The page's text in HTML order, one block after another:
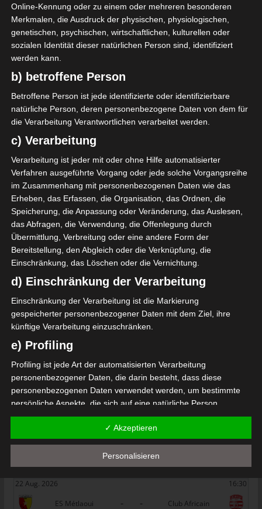
Espérance Sportive de Tunis (EST)
5 M M. A. Ben Romdhane 24'
Club Sportif Sfaxien (CSS)
O I. Diakité
Union Sportive Monastirienne (USMO) – Espéranc
e Sportive de Zarzis
Union Sportive Monastirienne (USMO) – Club Afric
ain Tunis (CA)
Die nächsten Begegnungen
SPIELTAG 1
22 Aug. 2026
PS Sakiet Eddaïer
22 Aug. 2026
Stade Tunisien
- -
CS Sfax
22 Aug. 2026
ES Hammam Sousse
- -
22 Aug. 2026
16:30
ES Tunis
- -
ESS Sousse
22 Aug. 2026
16:30
ES Métlaoui
- -
Club Africain
Online-Kennung oder zu einem oder mehreren besonderen
Merkmalen, die Ausdruck der physischen, physiologischen,
genetischen, psychischen, wirtschaftlichen, kulturellen oder
sozialen Identität dieser natürlichen Person sind, identifiziert
werden kann.
b) betroffene Person
Betroffene Person ist jede identifizierte oder identifizierbare
natürliche Person, deren personenbezogene Daten von dem für
die Verarbeitung Verantwortlichen verarbeitet werden.
c) Verarbeitung
Verarbeitung ist jeder mit oder ohne Hilfe automatisierter
Verfahren ausgeführte Vorgang oder jede solche Vorgangsreihe
im Zusammenhang mit personenbezogenen Daten wie das
Erheben, das Erfassen, die Organisation, das Ordnen, die
Speicherung, die Anpassung oder Veränderung, das Auslesen,
das Abfragen, die Verwendung, die Offenlegung durch
Übermittlung, Verbreitung oder eine andere Form der
Bereitstellung, den Abgleich oder die Verknüpfung, die
Einschränkung, das Löschen oder die Vernichtung.
d) Einschränkung der Verarbeitung
Einschränkung der Verarbeitung ist die Markierung
gespeicherter personenbezogener Daten mit dem Ziel, ihre
künftige Verarbeitung einzuschränken.
e) Profiling
Profiling ist jede Art der automatisierten Verarbeitung
personenbezogener Daten, die darin besteht, dass diese
personenbezogenen Daten verwendet werden, um bestimmte
persönliche Aspekte, die sich auf eine natürliche Person
beziehen, zu bewerten, insbesondere, um Aspekte bezüglich
Arbeitsleistung, wirtschaftlicher Lage, Gesundheit, persönlicher
Vorlieben, Interessen, Zuverlässigkeit, Verhalten, Aufenthaltsort
oder Ortswechsel dieser natürlichen Person zu analysieren oder
vorherzusagen.
f) Pseudonymisierung
Pseudonymisierung ist die Verarbeitung personenbezogener
✓ Akzeptieren
Personalisieren